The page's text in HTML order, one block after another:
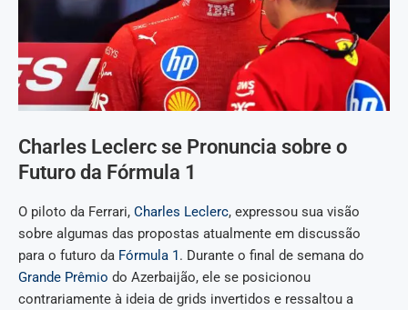
Charles Leclerc se Pronuncia sobre o
Futuro da Fórmula 1
O piloto da Ferrari, Charles Leclerc, expressou sua visão
sobre algumas das propostas atualmente em discussão
para o futuro da Fórmula 1. Durante o final de semana do
Grande Prêmio do Azerbaijão, ele se posicionou
contrariamente à ideia de grids invertidos e ressaltou a